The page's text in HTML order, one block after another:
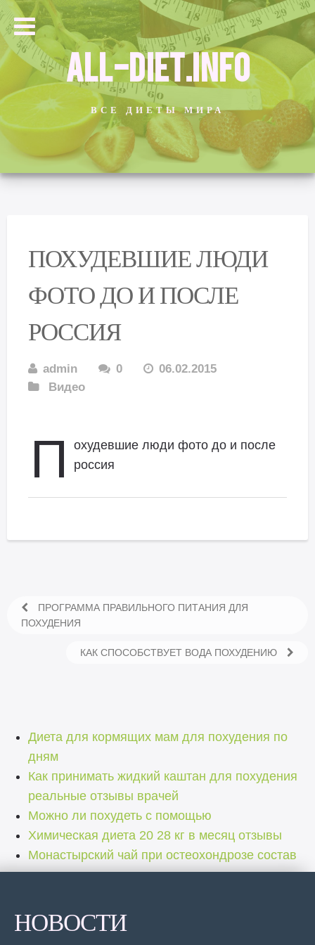
ALL-DIET.INFO
ВСЕ ДИЕТЫ МИРА
ПОХУДЕВШИЕ ЛЮДИ
ФОТО ДО И ПОСЛЕ
РОССИЯ
admin 0
06.02.2015
Видео
П
охудевшие люди фото до и после
россия
ПРОГРАММА ПРАВИЛЬНОГО ПИТАНИЯ ДЛЯ
ПОХУДЕНИЯ
КАК СПОСОБСТВУЕТ ВОДА ПОХУДЕНИЮ
Диета для кормящих мам для похудения по
дням
Как принимать жидкий каштан для похудения
реальные отзывы врачей
Можно ли похудеть с помощью
Химическая диета 20 28 кг в месяц отзывы
Монастырский чай при остеохондрозе состав
НОВОСТИ